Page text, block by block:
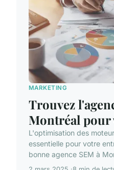
MARKETING
Trouvez
Montréal pour
L'optimisation des
essentielle pour votre
bonne agence SEM à